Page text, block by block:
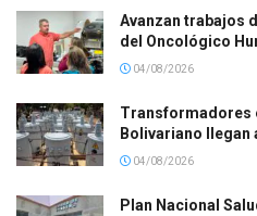
Avanzan trabajos
del Oncológico
04/08/2026
Transformadores
Bolivariano llegan
04/08/2026
Plan Nacional